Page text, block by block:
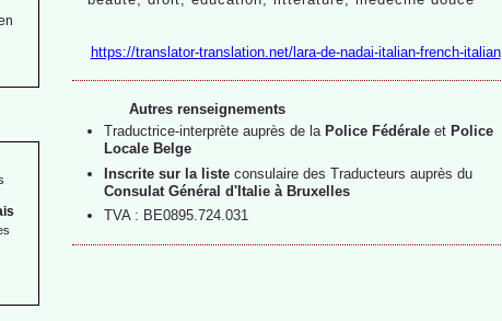
https://translator-translation.net/lara-de-nadai-italian-french-italian
Autres renseignements
Traductrice-interprète auprès de la Police Fédérale et Police
Locale Belge
Inscrite sur la liste consulaire des Traducteurs auprès du
Consulat Général d'Italie à Bruxelles
TVA : BE0895.724.031